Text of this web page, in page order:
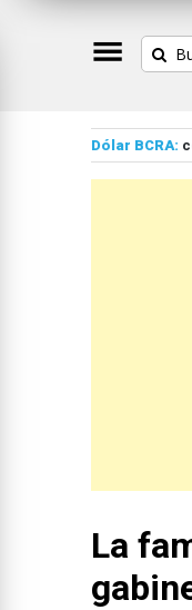
Dólar BCRA:
La